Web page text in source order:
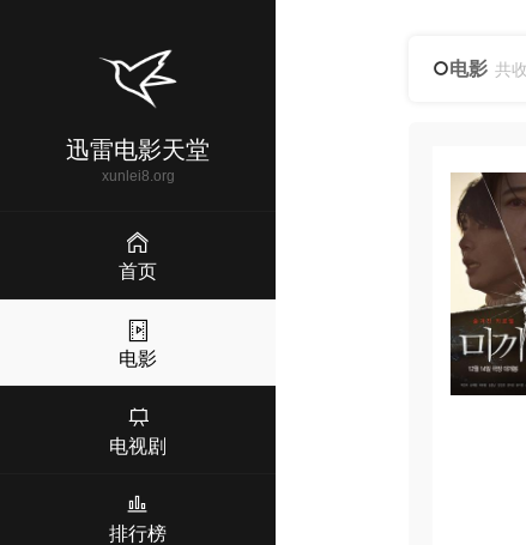
迅雷电影天堂
xunlei8.org
首页
电影
电视剧
排行榜
电影 共